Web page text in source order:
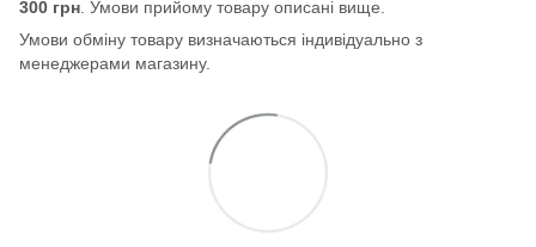
300 грн . Умови прийому товару описані вище.
Умови обміну товару визначаються індивідуально з
менеджерами магазину.